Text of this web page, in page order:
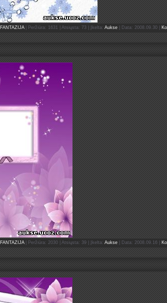
FANTAZIJA| Peržiūra: 1631 | Atsiųsta: 73 | Įkelta: Aukse| Data: 2008.09.30
FANTAZIJA| Peržiūra: 2030 | Atsiųsta: 39 | Įkelta: Aukse| Data: 2008.09.16